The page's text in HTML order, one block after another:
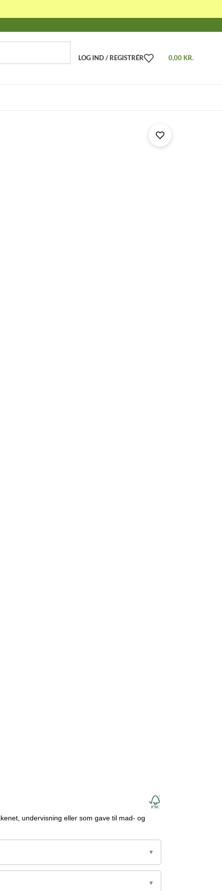
LOG IND / REGISTRÉR 0,00 KR.
undervisning eller som gave til mad- og
▼
▼